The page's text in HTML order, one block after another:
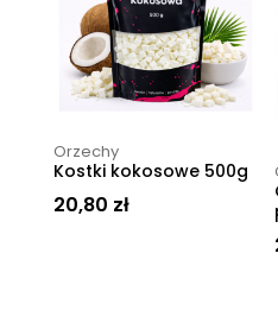
Orzechy
Kostki kokosowe 500g
20,80 zł